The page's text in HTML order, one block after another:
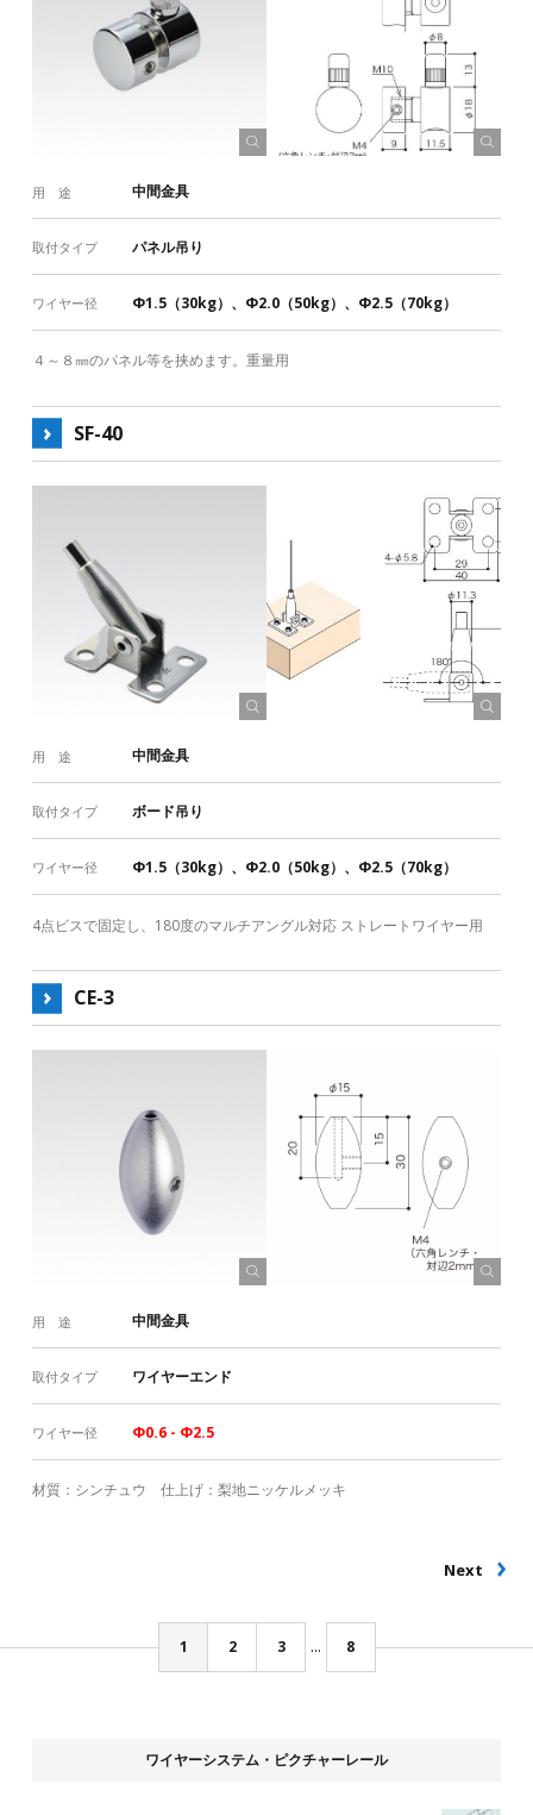
用 途 中間金具
取付タイプ パネル吊り
ワイヤー径 Φ1.5（30kg）、Φ2.0（50kg）、Φ2.5（70kg）
４～８㎜のパネル等を挟めます。重量用
SF-40
用 途 中間金具
取付タイプ ボード吊り
ワイヤー径 Φ1.5（30kg）、Φ2.0（50kg）、Φ2.5（70kg）
4点ビスで固定し、180度のマルチアングル対応 ストレートワイヤー用
CE-3
用 途 中間金具
取付タイプ ワイヤーエンド
ワイヤー径 Φ0.6 - Φ2.5
材質：シンチュウ 仕上げ：梨地ニッケルメッキ
1 2 3 ... 8
Next
ワイヤーシステム・ピクチャーレール